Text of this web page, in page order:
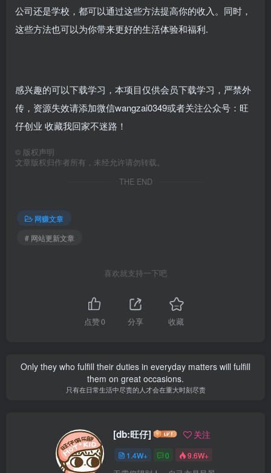
公司还是学校，都可以通过这些方法提高你的收入。同时，
这些方法也可以为你带来更好的生活体验和福利.
感兴趣的可以下载学习，本项目仅供会员下载学习，严禁外
传，资源失效请添加微信wangzai0349或者关注公众号：旺
仔创业 收藏我回家不迷路！
© 版权声明
文章版权归作者所有，未经允许请勿转载。
THE END
网赚文章
# 网站更新文章
喜欢就支持一下吧
点赞0 分享 收藏
Only they who fulfill their duties in everyday matters will fulfill
them on great occasions.
只有在日常生活中尽责的人才会在重大时刻尽责
[db:旺仔] 关注
1.4W+ 0 9.6W+